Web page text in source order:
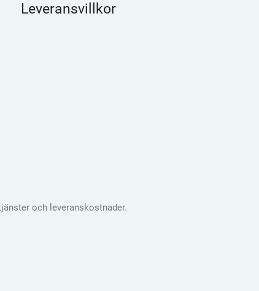
Leveransvillkor
och leveranskostnader.